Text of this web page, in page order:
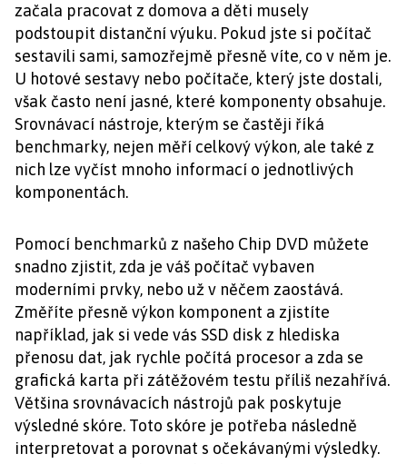
začala pracovat z domova a děti musely
podstoupit distanční výuku. Pokud jste si počítač
sestavili sami, samozřejmě přesně víte, co v něm je.
U hotové sestavy nebo počítače, který jste dostali,
však často není jasné, které komponenty obsahuje.
Srovnávací nástroje, kterým se častěji říká
benchmarky, nejen měří celkový výkon, ale také z
nich lze vyčíst mnoho informací o jednotlivých
komponentách.
Pomocí benchmarků z našeho Chip DVD můžete
snadno zjistit, zda je váš počítač vybaven
moderními prvky, nebo už v něčem zaostává.
Změříte přesně výkon komponent a zjistíte
například, jak si vede vás SSD disk z hlediska
přenosu dat, jak rychle počítá procesor a zda se
grafická karta při zátěžovém testu příliš nezahřívá.
Většina srovnávacích nástrojů pak poskytuje
výsledné skóre. Toto skóre je potřeba následně
interpretovat a porovnat s očekávanými výsledky.